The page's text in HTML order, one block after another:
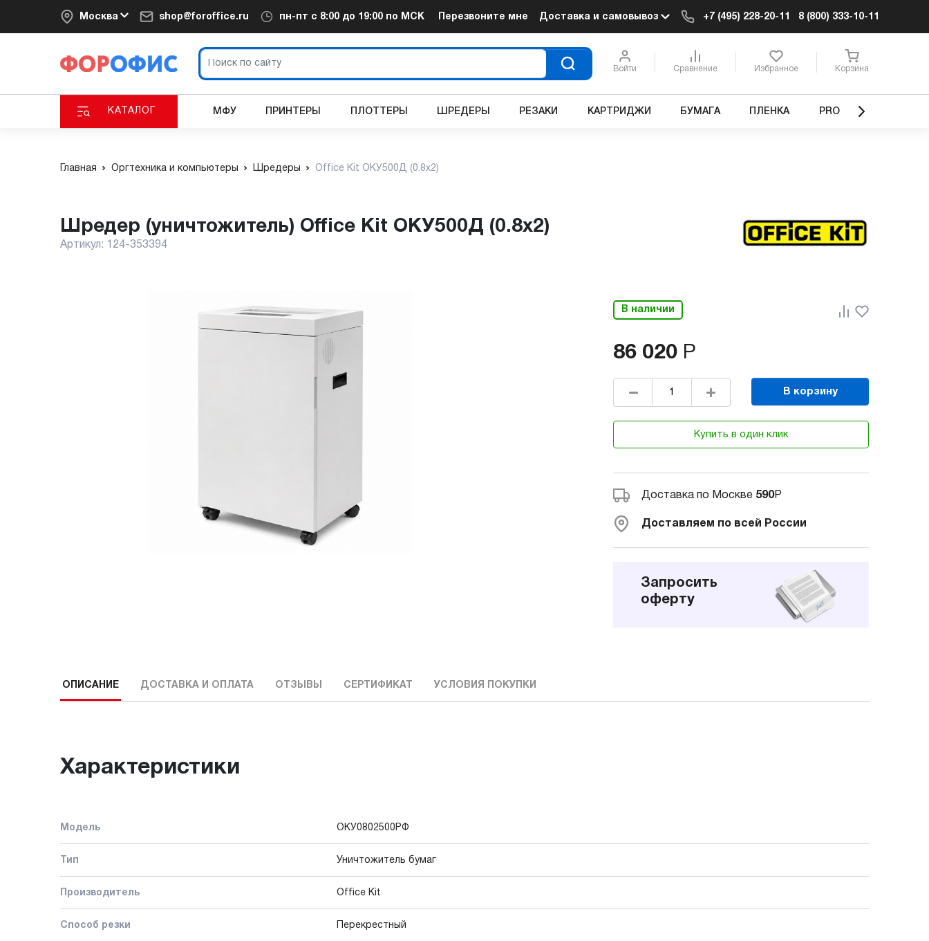
Москва shop@foroffice.ru пн-пт с 8:00 до 19:00 по МСК Перезвоните мне Доставка и самовывоз +7 (495) 228-20-11 8 (800) 333-10-11
Войти Сравнение Избранное Корзина
КАТАЛОГ МФУ ПРИНТЕРЫ ПЛОТТЕРЫ ШРЕДЕРЫ РЕЗАКИ КАРТРИДЖИ БУМАГА ПЛЕНКА PRO
Главная Оргтехника и компьютеры Шредеры Office Kit ОКУ500Д (0.8x2)
Шредер (уничтожитель) Office Kit ОКУ500Д (0.8x2)
Артикул: 124-353394
В наличии
86 020 Р
В корзину
Купить в один клик
Доставка по Москве 590Р
Доставляем по всей России
Запросить
оферту
ОПИСАНИЕ ДОСТАВКА И ОПЛАТА ОТЗЫВЫ СЕРТИФИКАТ УСЛОВИЯ ПОКУПКИ
Характеристики
Модель ОКУ0802500РФ
Тип Уничтожитель бумаг
Производитель Office Kit
Способ резки Перекрестный